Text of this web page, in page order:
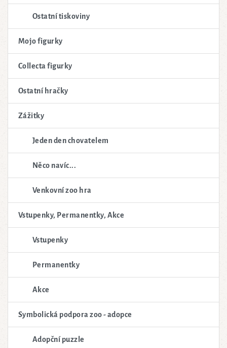
Ostatní tiskoviny
Mojo figurky
Collecta figurky
Ostatní hračky
Zážitky
Jeden den chovatelem
Něco navíc...
Venkovní zoo hra
Vstupenky, Permanentky, Akce
Vstupenky
Permanentky
Akce
Symbolická podpora zoo - adopce
Adopční puzzle